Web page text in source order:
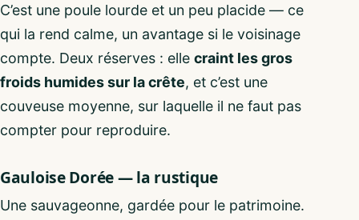
C’est une poule lourde et un peu placide — ce
qui la rend calme, un avantage si le voisinage
compte. Deux réserves : elle craint les gros
froids humides sur la crête, et c’est une
couveuse moyenne, sur laquelle il ne faut pas
compter pour reproduire.
Gauloise Dorée — la rustique
Une sauvageonne, gardée pour le patrimoine.